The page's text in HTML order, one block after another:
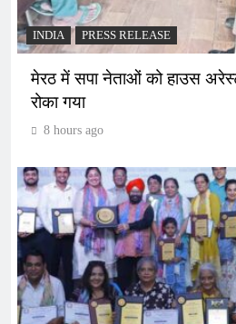
INDIA PRESS RELEASE
मेरठ में सपा नेताओं को हाउस
रोका गया
8 hours ago